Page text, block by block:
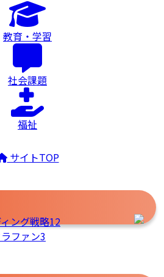
教育・学習
社会課題
福祉
サイトTOP
ング戦略12
ファン3